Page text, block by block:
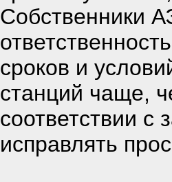
Собственники
сроков и
станций чаще,
соответствии с
исправлять